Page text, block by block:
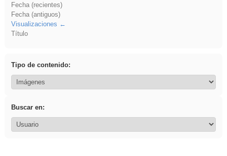
Fecha (recientes)
Fecha (antiguos)
Visualizaciones
Título
Tipo de contenido:
Buscar en: